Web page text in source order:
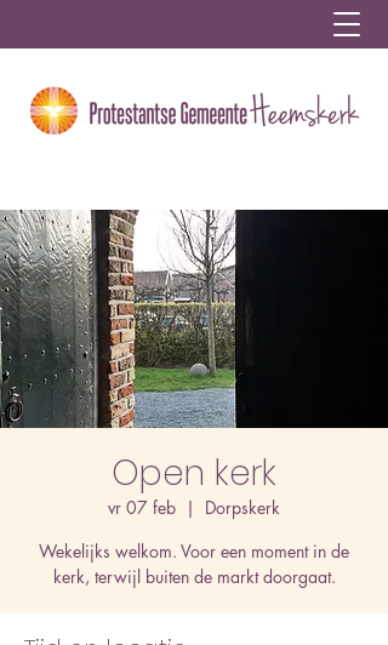
Open kerk
vr 07 feb
  |
Dorpskerk
Wekelijks welkom. Voor een moment in de
kerk, terwijl buiten de markt doorgaat.